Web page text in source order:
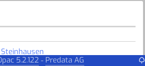
Steinhausen
Verfügbar
5.2.122 - Predata AG